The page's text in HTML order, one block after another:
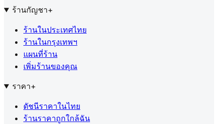
ร้านกัญชา+
ร้านในประเทศไทย
ร้านในกรุงเทพฯ
แผนที่ร้าน
เพิ่มร้านของคุณ
ราคา+
ดัชนีราคาในไทย
ร้านราคาถูกใกล้ฉัน